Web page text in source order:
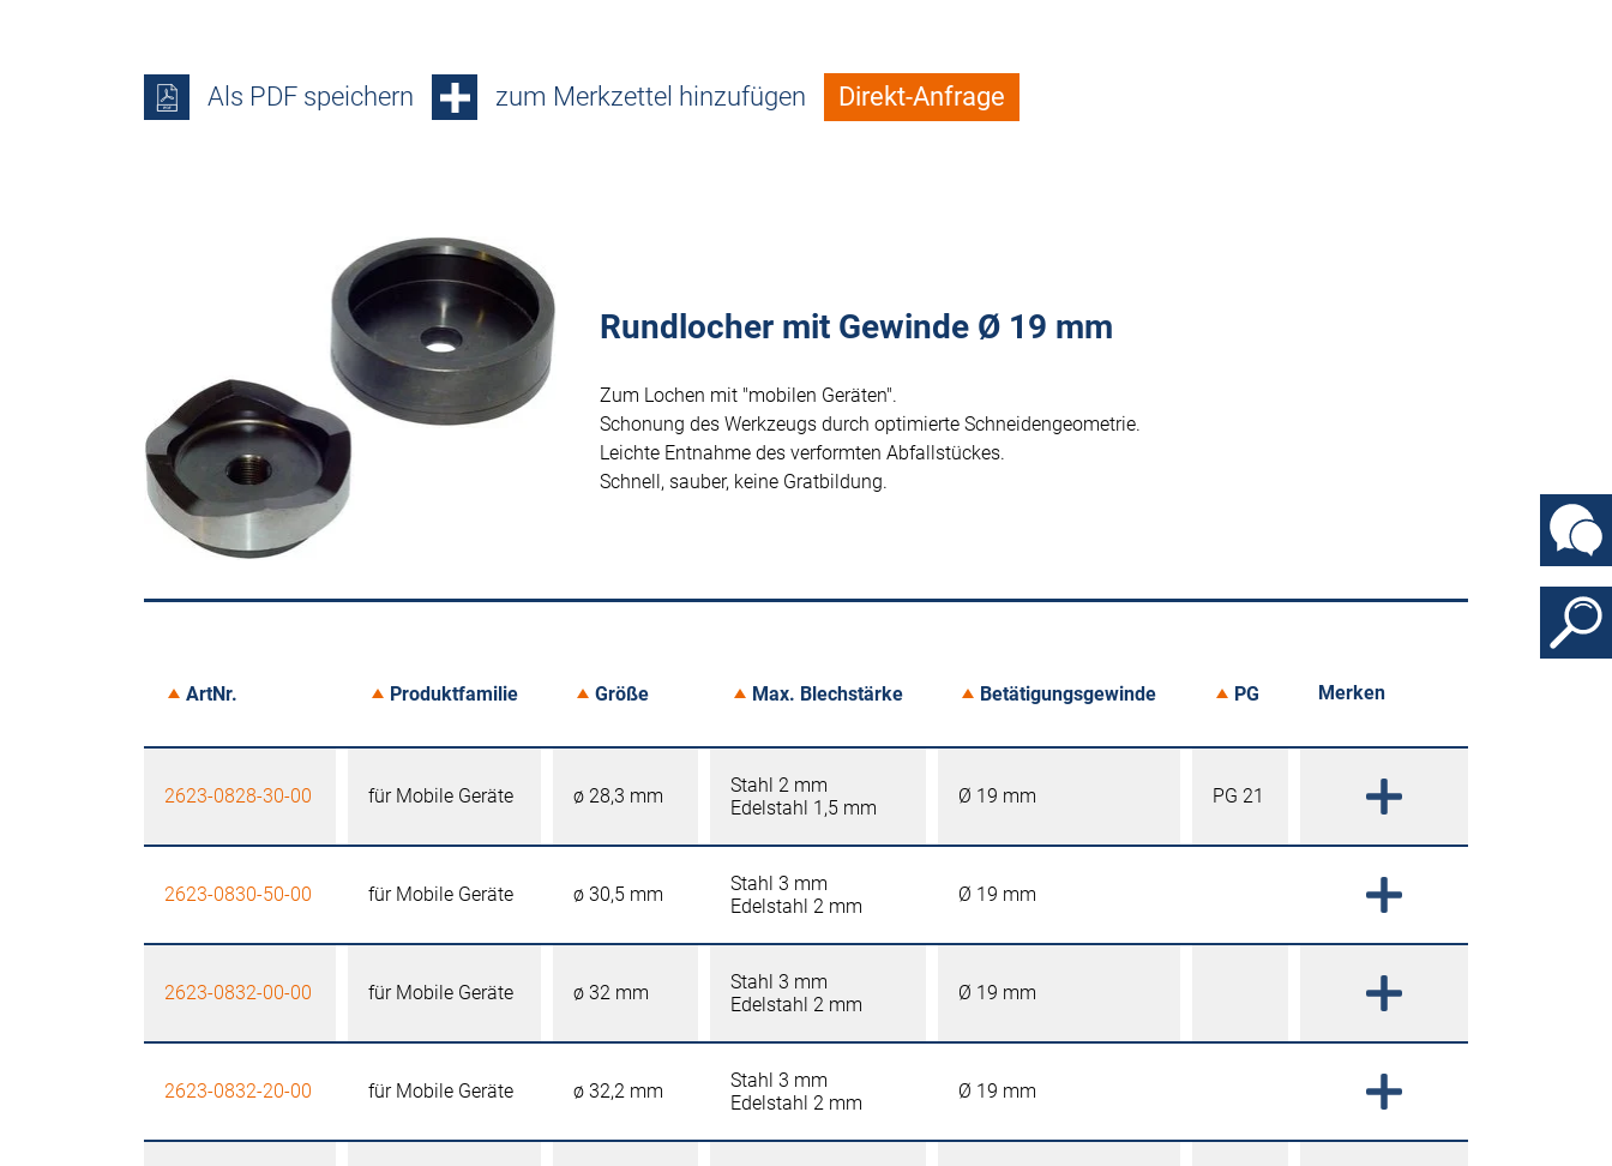
Als PDF speichern zum Merkzettel hinzufügen Direkt-Anfrage
Rundlocher mit Gewinde Ø 19 mm
Zum Lochen mit "mobilen Geräten".
Schonung des Werkzeugs durch optimierte Schneidengeometrie.
Leichte Entnahme des verformten Abfallstückes.
Schnell, sauber, keine Gratbildung.
ArtNr. Produktfamilie Größe Max. Blechstärke Betätigungsgewinde PG Merken
2623-0828-30-00 für Mobile Geräte ø 28,3 mm
Stahl 2 mm
Edelstahl 1,5 mm
Ø 19 mm PG 21
2623-0830-50-00 für Mobile Geräte ø 30,5 mm
Stahl 3 mm
Edelstahl 2 mm
Ø 19 mm
2623-0832-00-00 für Mobile Geräte ø 32 mm
Stahl 3 mm
Edelstahl 2 mm
Ø 19 mm
2623-0832-20-00 für Mobile Geräte ø 32,2 mm
Stahl 3 mm
Edelstahl 2 mm
Ø 19 mm